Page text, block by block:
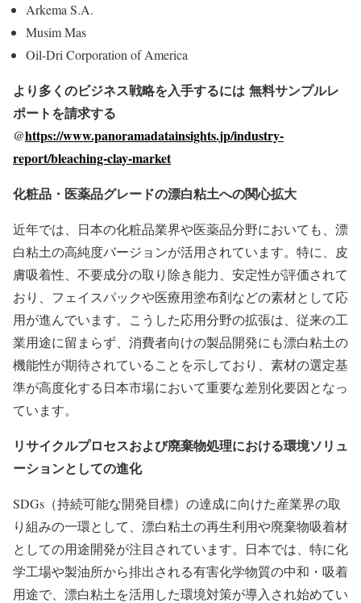
Arkema S.A.
Musim Mas
Oil-Dri Corporation of America
より多くのビジネス戦略を入手するには 無料サンプルレ
ポートを請求する
@https://www.panoramadatainsights.jp/industry-
report/bleaching-clay-market
化粧品・医薬品グレードの漂白粘土への関心拡大
近年では、日本の化粧品業界や医薬品分野においても、漂
白粘土の高純度バージョンが活用されています。特に、皮
膚吸着性、不要成分の取り除き能力、安定性が評価されて
おり、フェイスパックや医療用塗布剤などの素材として応
用が進んでいます。こうした応用分野の拡張は、従来の工
業用途に留まらず、消費者向けの製品開発にも漂白粘土の
機能性が期待されていることを示しており、素材の選定基
準が高度化する日本市場において重要な差別化要因となっ
ています。
リサイクルプロセスおよび廃棄物処理における環境ソリュ
ーションとしての進化
SDGs（持続可能な開発目標）の達成に向けた産業界の取
り組みの一環として、漂白粘土の再生利用や廃棄物吸着材
としての用途開発が注目されています。日本では、特に化
学工場や製油所から排出される有害化学物質の中和・吸着
用途で、漂白粘土を活用した環境対策が導入され始めてい